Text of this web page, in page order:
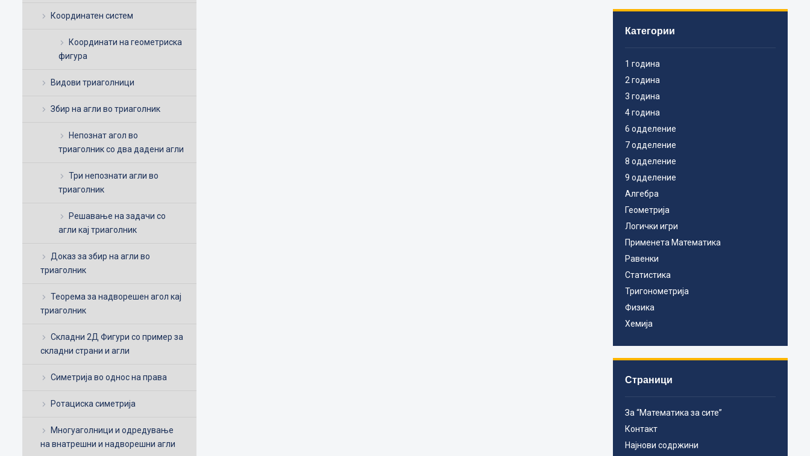
Координатен систем
Координати на геометриска
фигура
Видови триаголници
Збир на агли во триаголник
Непознат агол во
триаголник со два дадени агли
Три непознати агли во
триаголник
Решавање на задачи со
агли кај триаголник
Доказ за збир на агли во
триаголник
Теорема за надворешен агол кај
триаголник
Складни 2Д Фигури со пример за
складни страни и агли
Симетрија во однос на права
Ротациска симетрија
Многуаголници и одредување
на внатрешни и надворешни агли
Категории
1 година
2 година
3 година
4 година
6 одделение
7 одделение
8 одделение
9 одделение
Алгебра
Геометрија
Логички игри
Применета Математика
Равенки
Статистика
Тригонометрија
Физика
Хемија
Страници
За “Математика за сите”
Контакт
Најнови содржини